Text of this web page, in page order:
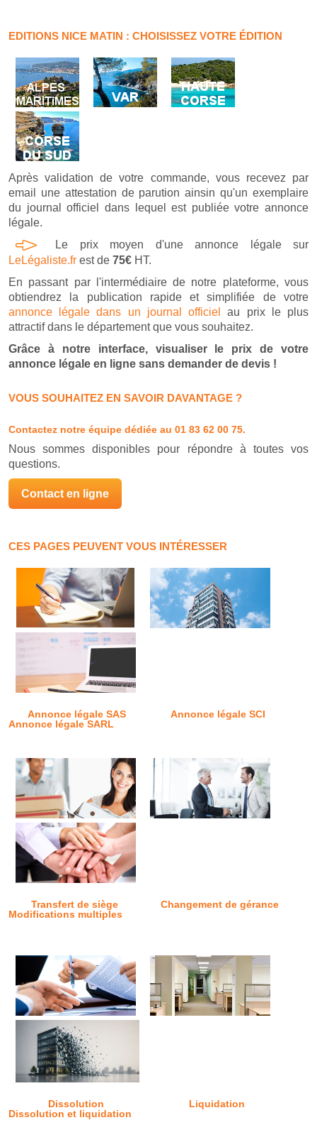
EDITIONS NICE MATIN : CHOISISSEZ VOTRE ÉDITION
Après validation de votre commande, vous recevez par
email une attestation de parution ainsin qu'un exemplaire
du journal officiel dans lequel est publiée votre annonce
légale.
Le prix moyen d'une annonce légale sur
LeLégaliste.fr est de 75€ HT.
En passant par l'intermédiaire de notre plateforme, vous
obtiendrez la publication rapide et simplifiée de votre
annonce légale dans un journal officiel
au prix le plus
attractif dans le département que vous souhaitez.
Grâce à notre interface, visualiser le prix de votre
annonce légale en ligne sans demander de devis !
VOUS SOUHAITEZ EN SAVOIR DAVANTAGE ?
Contactez notre équipe dédiée au 01 83 62 00 75.
Nous sommes disponibles pour répondre à toutes vos
questions.
Contact en ligne
CES PAGES PEUVENT VOUS INTÉRESSER
Annonce légale SAS
Annonce légale SCI
Annonce légale SARL
Transfert de siège
Changement de gérance
Modifications multiples
Dissolution
Liquidation
Dissolution et liquidation